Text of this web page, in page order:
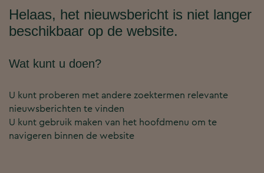
Helaas, het nieuwsbericht is niet langer
beschikbaar op de website.
Wat kunt u doen?
U kunt proberen met andere zoektermen relevante
nieuwsberichten te vinden
U kunt gebruik maken van het hoofdmenu om te
navigeren binnen de website